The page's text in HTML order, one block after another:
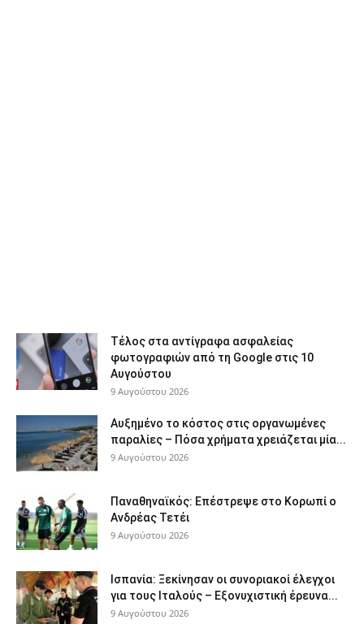
Τέλος στα αντίγραφα ασφαλείας
φωτογραφιών από τη Google στις 10
Αυγούστου
9 Αυγούστου 2026
Αυξημένο το κόστος στις οργανωμένες
παραλίες – Πόσα χρήματα χρειάζεται μία...
9 Αυγούστου 2026
Παναθηναϊκός: Επέστρεψε στο Κορωπί ο
Ανδρέας Τετέι
9 Αυγούστου 2026
Ισπανία: Ξεκίνησαν οι συνοριακοί έλεγχοι
για τους Ιταλούς – Εξονυχιστική έρευνα...
9 Αυγούστου 2026